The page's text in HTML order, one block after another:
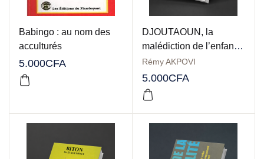
Babingo : au nom des
acculturés
5.000CFA
DJOUTAOUN, la
malédiction de l’enfant-
Roi
Rémy AKPOVI
5.000CFA